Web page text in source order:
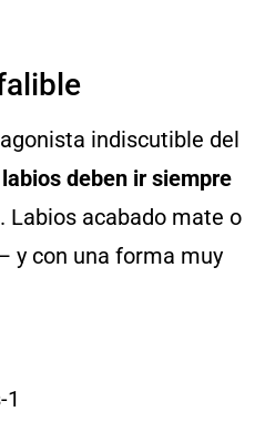
indiscutible del
deben ir siempre
. Labios acabado mate o
y con una forma muy